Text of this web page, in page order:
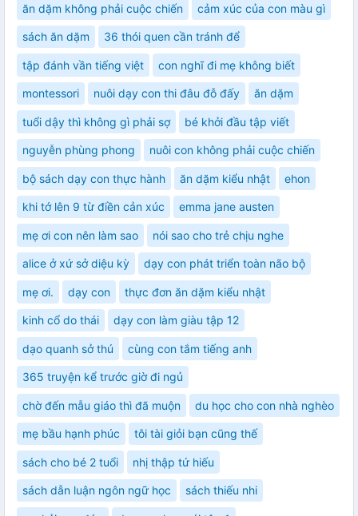
ăn dặm không phải cuộc chiến cảm xúc của con màu gì
sách ăn dặm 36 thói quen cần tránh để
tập đánh vần tiếng việt con nghĩ đi mẹ không biết
montessori nuôi dạy con thi đâu đỗ đấy ăn dặm
tuổi dậy thì không gì phải sợ bé khởi đầu tập viết
nguyễn phùng phong nuôi con không phải cuộc chiến
bộ sách dạy con thực hành ăn dặm kiểu nhật ehon
khi tớ lên 9 từ điền cản xúc emma jane austen
mẹ ơi con nên làm sao nói sao cho trẻ chịu nghe
alice ở xứ sở diệu kỳ dạy con phát triển toàn não bộ
mẹ ơi. dạy con thực đơn ăn dặm kiểu nhật
kinh cổ do thái dạy con làm giàu tập 12
dạo quanh sở thú cùng con tắm tiếng anh
365 truyện kể trước giờ đi ngủ
chờ đến mẫu giáo thì đã muộn du học cho con nhà nghèo
mẹ bầu hạnh phúc tôi tài giỏi bạn cũng thế
sách cho bé 2 tuổi nhị thập tứ hiếu
sách dẫn luận ngôn ngữ học sách thiếu nhi